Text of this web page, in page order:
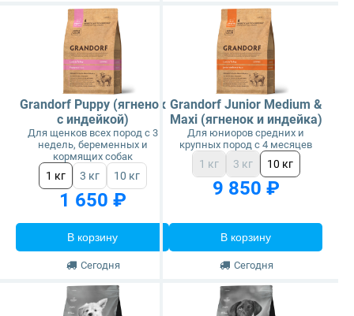
Grandorf Puppy (ягненок
с индейкой)
Для щенков всех пород с 3
недель, беременных и
кормящих собак
1 кг 3 кг 10 кг
1 650 ₽
В корзину
Сегодня
Grandorf Junior Medium &
Maxi (ягненок и индейка)
Для юниоров средних и
крупных пород с 4 месяцев
1 кг 3 кг 10 кг
9 850 ₽
В корзину
Сегодня